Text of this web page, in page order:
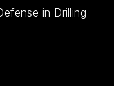
in Drilling